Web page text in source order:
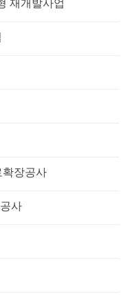
재개발사업
확장공사
사